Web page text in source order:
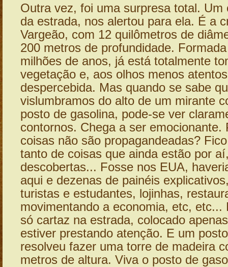
Outra vez, foi uma surpresa total. Um
da estrada, nos alertou para ela. É a
Vargeão, com 12 quilômetros de
200 metros de profundidade.
milhões de anos, já está totalmente
vegetação e, aos olhos menos
despercebida. Mas quando se sabe
vislumbramos do alto de um mirante
posto de gasolina, pode-se ver
contornos. Chega a ser emocionante.
coisas não são propagandeadas?
tanto de coisas que ainda estão por
descobertas... Fosse nos EUA,
aqui e dezenas de painéis
turistas e estudantes, lojinhas,
movimentando a economia, etc, etc...
só cartaz na estrada, colocado
estiver prestando atenção. E um
resolveu fazer uma torre de madeira
metros de altura. Viva o posto de